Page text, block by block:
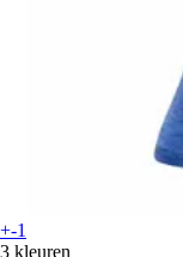
+-1
3 kleuren